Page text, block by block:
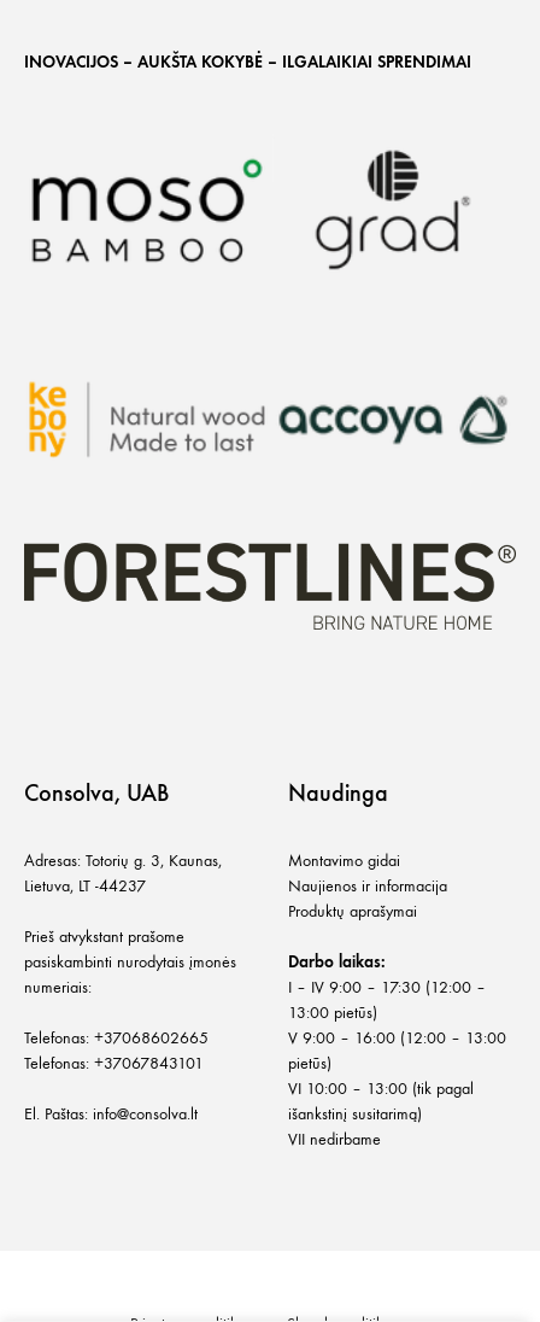
INOVACIJOS – AUKŠTA KOKYBĖ – ILGALAIKIAI SPRENDIMAI
Consolva, UAB
Adresas: Totorių g. 3, Kaunas,
Lietuva, LT -44237
Prieš atvykstant prašome
pasiskambinti nurodytais įmonės
numeriais:
Telefonas: +37068602665
Telefonas: +37067843101
El. Paštas: info@consolva.lt
Naudinga
Montavimo gidai
Naujienos ir informacija
Produktų aprašymai
Darbo laikas:
I – IV 9:00 – 17:30 (12:00 –
13:00 pietūs)
V 9:00 – 16:00 (12:00 – 13:00
pietūs)
VI 10:00 – 13:00 (tik pagal
išankstinį susitarimą)
VII nedirbame